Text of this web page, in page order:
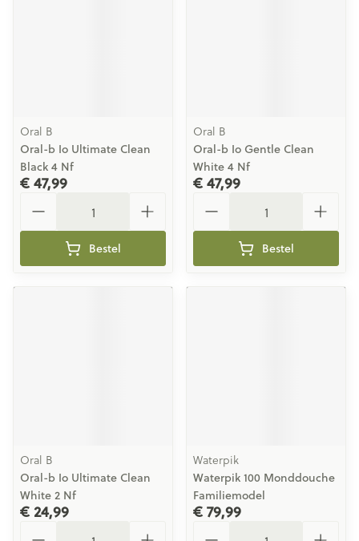
Oral B
Oral-b Io Ultimate Clean
Black 4 Nf
€ 47,99
Bestel
Oral B
Oral-b Io Gentle Clean
White 4 Nf
€ 47,99
Bestel
Oral B
Oral-b Io Ultimate Clean
White 2 Nf
€ 24,99
Waterpik
Waterpik 100 Monddouche
Familiemodel
€ 79,99